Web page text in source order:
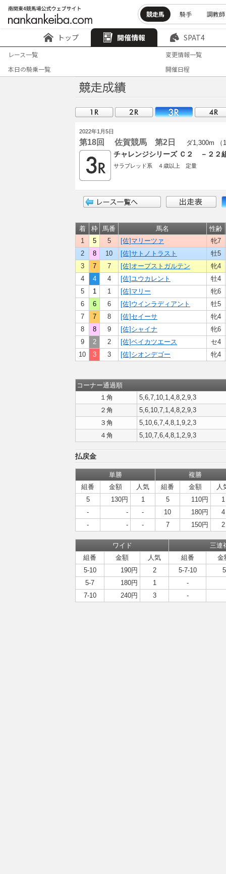
競走馬 騎手 調教師
トップ 開催情報 SPAT4
レース一覧
変更情報一覧
本日の騎乗一覧
開催日程
2022年1月5日
第18回 佐賀競馬 第2日 ダ1,300m （
チャレンジシリーズ Ｃ２ －２２
サラブレッド系 ４歳以上 定量
着 枠 馬番 馬名
性齢
1
5 5 [佐]マリーツァ
牝7
2
8 10 [佐]サトノトラスト
牡5
3
7 7 [佐]オープストガルテン
牝4
4
4 4 [佐]ユウカレント
牡4
5
1 1 [佐]マリー
牝6
6
6 6 [佐]ウインラディアント
牡5
7
7 8 [佐]セイーサ
牝4
8
8 9 [佐]シャイナ
牝6
9
2 2 [佐]ベイカツエース
セ4
10
3 3 [佐]シオンデゴー 牝4
コーナー通過順
１角
5,6,7,10,1,4,8,2,9,3
２角
5,6,10,7,1,4,8,2,9,3
３角
5,10,6,7,4,8,1,9,2,3
４角
5,10,7,6,4,8,1,2,9,3
払戻金
単勝
複勝
組番
金額 人気 組番 金額
人
5
130円 1 5 110円
1
-
- - 10 180円
4
-
- - 7 150円 2
ワイド
三連
組番
金額 人気 組番
金
5-10
190円 2 5-7-10
5-7
180円 1
-
7-10
240円 3 -